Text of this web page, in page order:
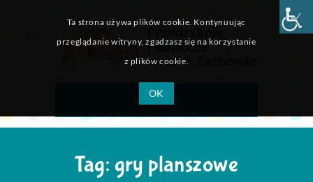
Menu
Tag: gry planszowe
Ta strona używa plików cookie. Kontynuując
przeglądanie witryny, zgadzasz się na korzystanie
z plików cookie.
OK